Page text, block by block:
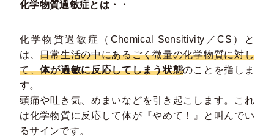
化学物質過敏症とは・・
化学物質過敏症（Chemical Sensitivity／CS）と
は、日常生活の中にあるごく微量の化学物質に対し
て、体が過敏に反応してしまう状態のことを指しま
す。
頭痛や吐き気、めまいなどを引き起こします。これ
は化学物質に反応して体が『やめて！』と叫んでい
るサインです。